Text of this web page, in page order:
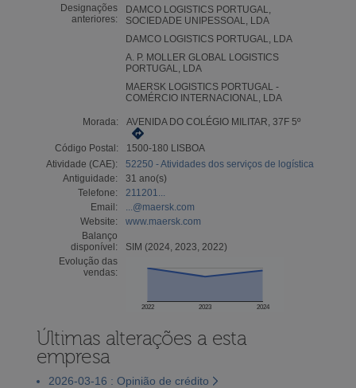
Designações
anteriores:
DAMCO LOGISTICS PORTUGAL,
SOCIEDADE UNIPESSOAL, LDA
DAMCO LOGISTICS PORTUGAL, LDA
A. P. MOLLER GLOBAL LOGISTICS
PORTUGAL, LDA
MAERSK LOGISTICS PORTUGAL -
COMÉRCIO INTERNACIONAL, LDA
Morada: AVENIDA DO COLÉGIO MILITAR, 37F 5º
Código Postal:
1500-180 LISBOA
Atividade (CAE):
52250 - Atividades dos serviços de logística
Antiguidade:
31 ano(s)
Telefone:
211201...
Email:
...@maersk.com
Website:
www.maersk.com
Balanço
disponível:
SIM (2024, 2023, 2022)
Evolução das
vendas:
2022 2023 2024
Últimas alterações a esta
empresa
2026-03-16 : Opinião de crédito